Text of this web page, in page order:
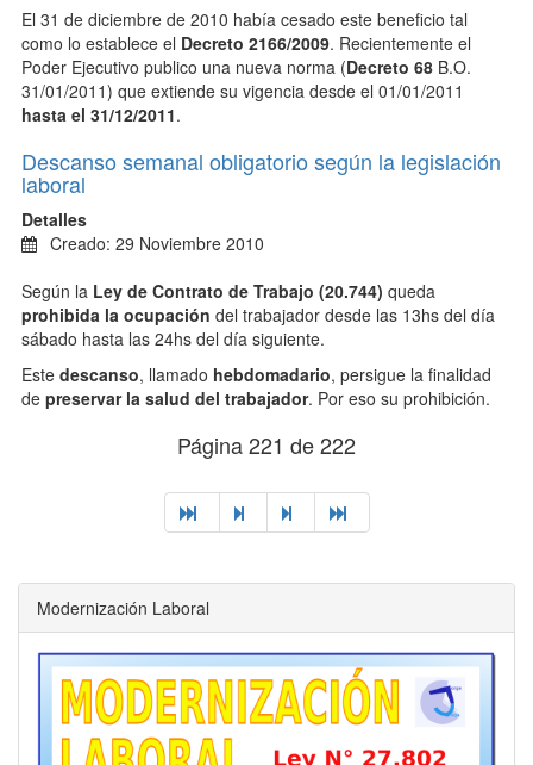
El 31 de diciembre de 2010 había cesado este beneficio tal
como lo establece el Decreto 2166/2009. Recientemente el
Poder Ejecutivo publico una nueva norma (Decreto 68 B.O.
31/01/2011) que extiende su vigencia desde el 01/01/2011
hasta el 31/12/2011.
Descanso semanal obligatorio según la legislación
laboral
Detalles
Creado: 29 Noviembre 2010
Según la Ley de Contrato de Trabajo (20.744) queda
prohibida la ocupación del trabajador desde las 13hs del día
sábado hasta las 24hs del día siguiente.
Este descanso, llamado hebdomadario, persigue la finalidad
de preservar la salud del trabajador. Por eso su prohibición.
Página 221 de 222
Modernización Laboral